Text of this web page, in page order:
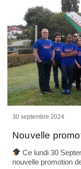
30 septembre 2024
Nouvelle
Ce lundi 30
nouvelle promotion